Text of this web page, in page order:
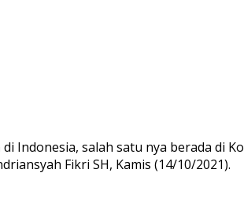
Indonesia, salah satu nya berada di
Fikri SH, Kamis (14/10/2021).